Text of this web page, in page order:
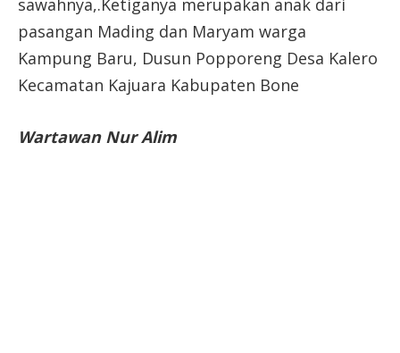
sawahnya,.Ketiganya merupakan anak dari
pasangan Mading dan Maryam warga
Kampung Baru, Dusun Popporeng Desa Kalero
Kecamatan Kajuara Kabupaten Bone
Wartawan Nur Alim